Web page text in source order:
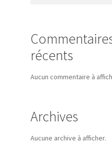
récents
Aucun commentaire à
Archives
Aucune archive à afficher.